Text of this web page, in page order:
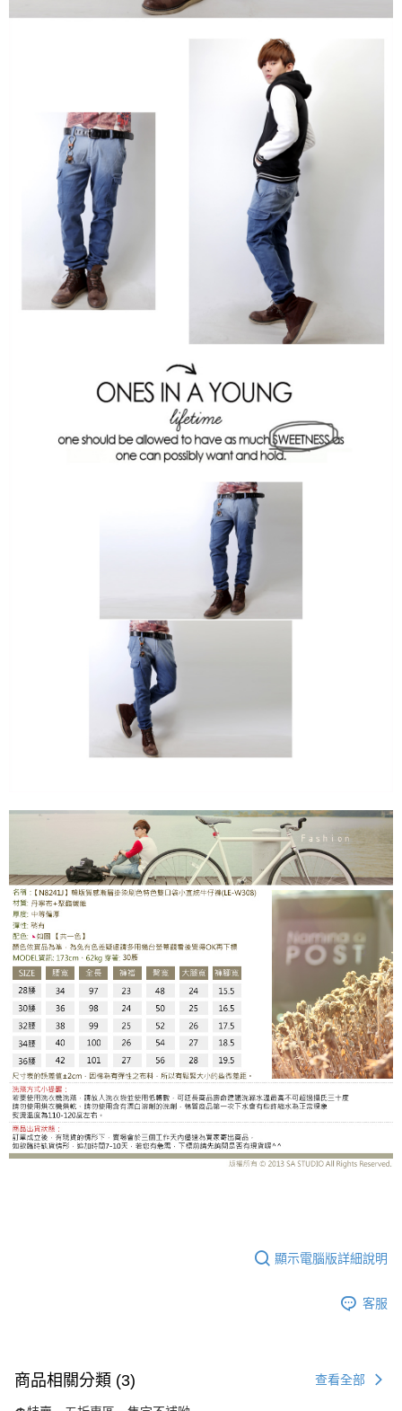
顯示電腦版詳細說明
客服
商品相關分類 (3) 查看全部